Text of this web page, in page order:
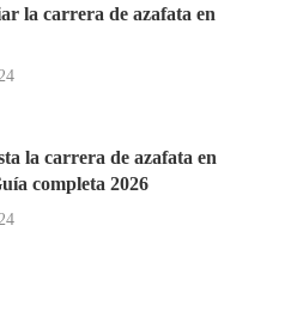
la carrera de azafata en
la carrera de azafata en
completa 2026